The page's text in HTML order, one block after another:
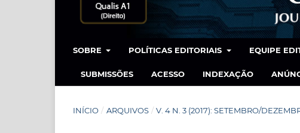
SOBRE POLÍTICAS EDITORIAIS EQUIPE
SUBMISSÕES ACESSO INDEXAÇÃO
INÍCIO / ARQUIVOS / V. 4 N. 3 (2017): SETEMBRO/